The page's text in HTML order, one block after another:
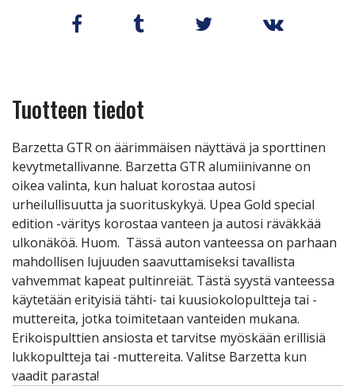
Tuotteen tiedot
Barzetta GTR on äärimmäisen näyttävä ja sporttinen
kevytmetallivanne. Barzetta GTR alumiinivanne on
oikea valinta, kun haluat korostaa autosi
urheilullisuutta ja suorituskykyä. Upea Gold special
edition -väritys korostaa vanteen ja autosi räväkkää
ulkonäköä. Huom. Tässä auton vanteessa on parhaan
mahdollisen lujuuden saavuttamiseksi tavallista
vahvemmat kapeat pultinreiät. Tästä syystä vanteessa
käytetään erityisiä tähti- tai kuusiokolopultteja tai -
muttereita, jotka toimitetaan vanteiden mukana.
Erikoispulttien ansiosta et tarvitse myöskään erillisiä
lukkopultteja tai -muttereita. Valitse Barzetta kun
vaadit parasta!